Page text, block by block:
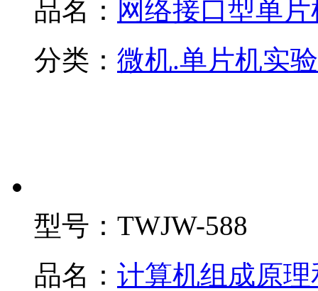
品名： 网络接口型单
分类： 微机.单片机实
型号： TWJW-588
品名： 计算机组成原